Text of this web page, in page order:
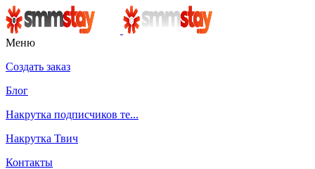
Меню
Создать заказ
Блог
Накрутка подписчиков те...
Накрутка Твич
Контакты